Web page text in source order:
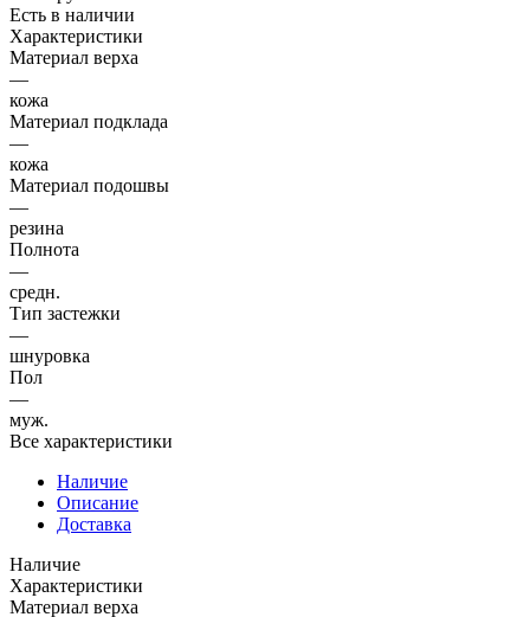
Есть в наличии
Характеристики
Материал верха
—
кожа
Материал подклада
—
кожа
Материал подошвы
—
резина
Полнота
—
средн.
Тип застежки
—
шнуровка
Пол
—
муж.
Все характеристики
Наличие
Описание
Доставка
Наличие
Характеристики
Материал верха